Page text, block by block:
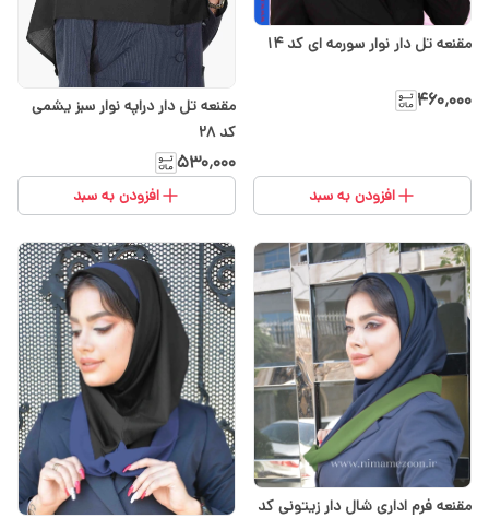
مقنعه تل دار نوار سورمه ای کد ۱۴
۴۶۰٬۰۰۰
افزودن به سبد
مقنعه تل دار دراپه نوار سبز یشمی
کد 28
۵۳۰٬۰۰۰
افزودن به سبد
مقنعه فرم اداری شال دار زیتونی کد